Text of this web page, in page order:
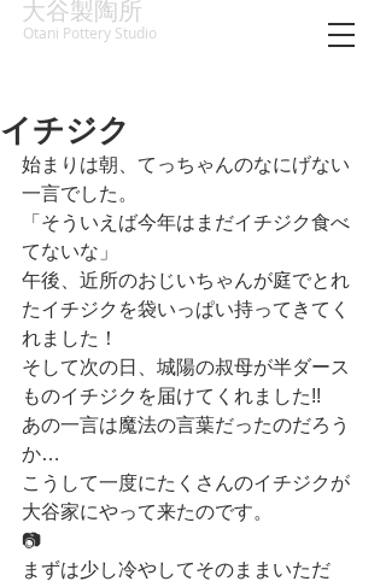
大谷製陶所
Otani Pottery Studio
イチジク
始まりは朝、てっちゃんのなにげない
一言でした。
「そういえば今年はまだイチジク食べ
てないな」
午後、近所のおじいちゃんが庭でとれ
たイチジクを袋いっぱい持ってきてく
れました！
そして次の日、城陽の叔母が半ダース
ものイチジクを届けてくれました!!
あの一言は魔法の言葉だったのだろう
か…
こうして一度にたくさんのイチジクが
大谷家にやって来たのです。
📷
まずは少し冷やしてそのままいただ